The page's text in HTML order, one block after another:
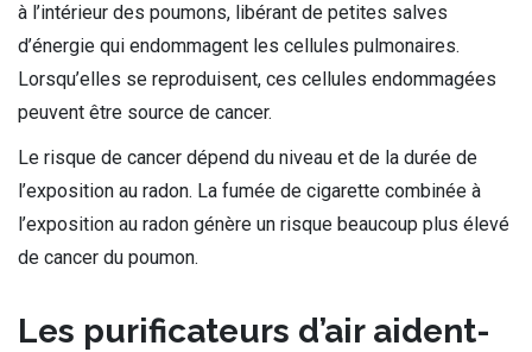
à l’intérieur des poumons, libérant de petites salves
d’énergie qui endommagent les cellules pulmonaires.
Lorsqu’elles se reproduisent, ces cellules endommagées
peuvent être source de cancer.
Le risque de cancer dépend du niveau et de la durée de
l’exposition au radon. La fumée de cigarette combinée à
l’exposition au radon génère un risque beaucoup plus élevé
de cancer du poumon.
Les purificateurs d’air aident-